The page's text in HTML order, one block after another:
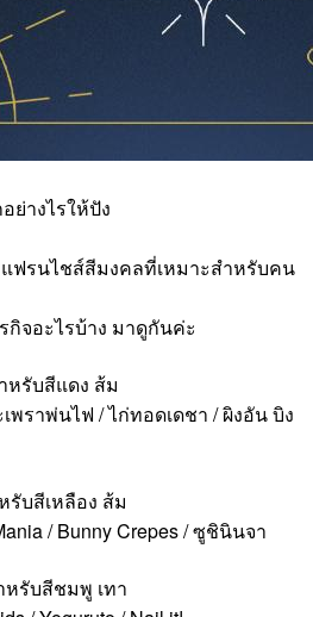
ย่างไรให้ปัง
ฟรนไชส์สีมงคลที่เหมาะสำหรับคน
จอะไรบ้าง มาดูกันค่ะ
หรับสีแดง ส้ม
พราพ่นไฟ / ไก่ทอดเดชา / ผิงอัน บิง
รับสีเหลือง ส้ม
/ Bunny Crepes / ซูชินินจา
หรับสีชมพู เทา